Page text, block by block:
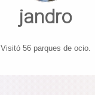
jandro
Visitó 56 parques de ocio.